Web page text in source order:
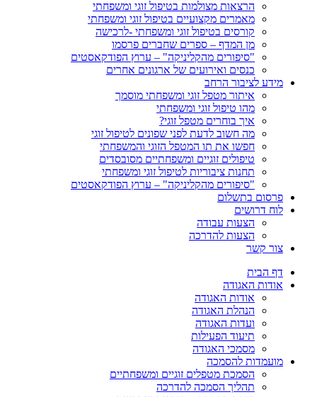
הרצאות מצולמות בטיפול זוגי ומשפחתי
מאמרים מקצועיים בטיפול זוגי ומשפחתי
קורסים בטיפול זוגי ומשפחתי -לרכישה
מן המדף – ספרים שחברים פרסמו
"סיפורים מהקליניקה" – ערוץ הפודקאסטים
כנסים ואירועים של ארגונים אחרים
מידע לציבור הרחב
איתור מטפל זוגי ומשפחתי מוסמך
מהו טיפול זוגי ומשפחתי
איך בוחרים מטפל זוגי?
מה חשוב לדעת לפני שפונים לטיפול זוגי
חפשו את תו המטפל הזוגי והמשפחתי
טיפולים זוגיים ומשפחתיים מסובסדים
תחנות ציבוריות לטיפול זוגי ומשפחתי
"סיפורים מהקליניקה" – ערוץ הפודקאסטים
פרסום בתשלום
לוח דרושים
הצעות עבודה
הצעות להדרכה
צור קשר
דף הבית
אודות האגודה
אודות האגודה
הנהלת האגודה
ועדות האגודה
תיעוד הפעילות
מסמכי האגודה
מועמדות להסמכה
הסמכת מטפלים זוגיים ומשפחתיים
תהליך הסמכה להדרכה